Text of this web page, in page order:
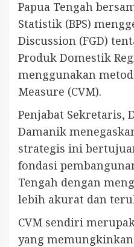
Papua Tengah
Statistik (BPS)
Discussion (FGD)
Produk Domestik
menggunakan
Measure (CVM).
Penjabat Sekretaris,
Damanik
strategis ini
fondasi
Tengah dengan
lebih akurat dan
CVM sendiri
yang